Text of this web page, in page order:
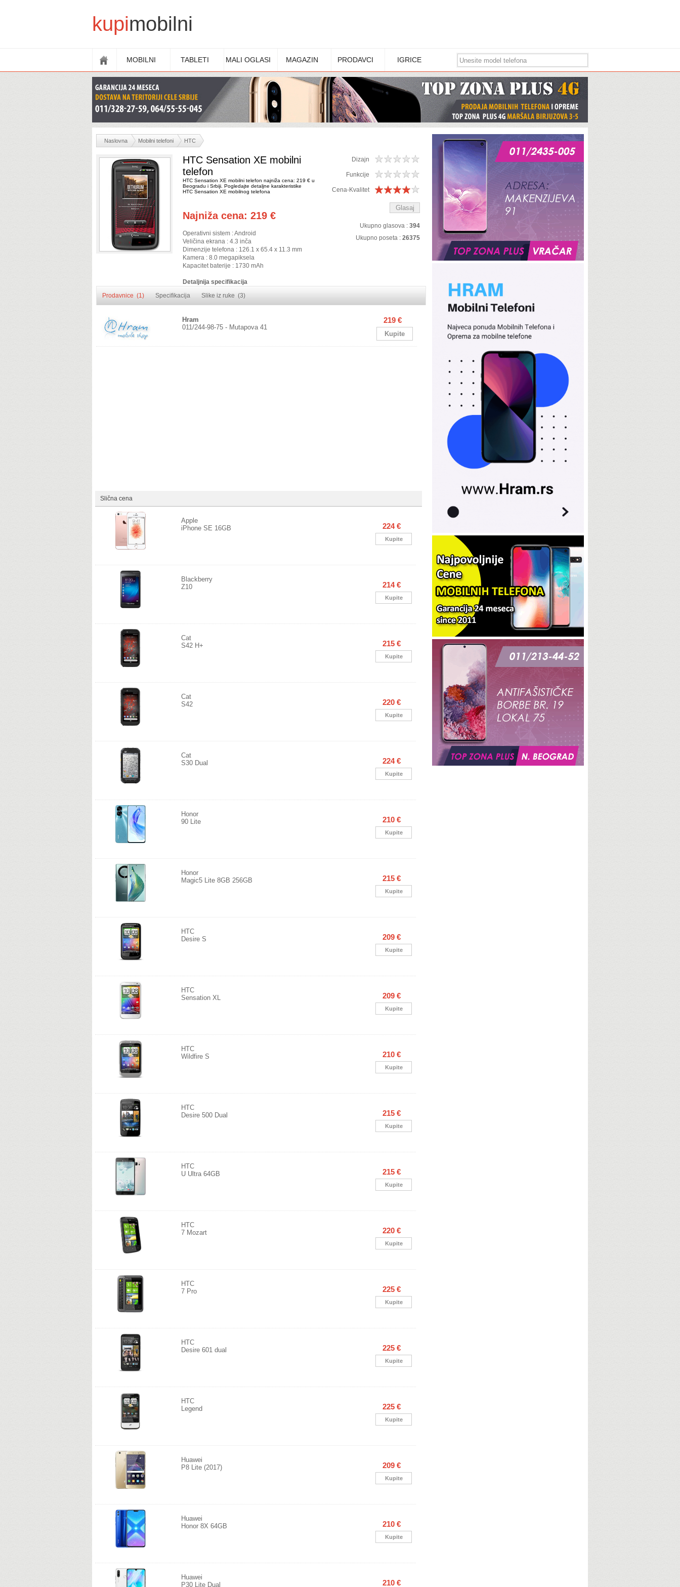
kupimobilni
MOBILNI TABLETI MALI OGLASI MAGAZIN PRODAVCI IGRICE
Naslovna Mobilni telefoni HTC
HTC Sensation XE mobilni
telefon
HTC Sensation XE mobilni telefon najniža cena: 219 € u
Beogradu i Srbiji. Pogledajte detaljne karakteristike
HTC Sensation XE mobilnog telefona
Najniža cena: 219 €
Operativni sistem : Android
Veličina ekrana : 4.3 inča
Dimenzije telefona : 126.1 x 65.4 x 11.3 mm
Kamera : 8.0 megapiksela
Kapacitet baterije : 1730 mAh
Detaljnija specifikacija
Dizajn
Funkcije
Cena-Kvalitet
Ukupno glasova : 394
Ukupno poseta : 26375
Prodavnice (1) Specifikacija Slike iz ruke (3)
Hram
011/244-98-75 - Mutapova 41
219 €
Kupite
Slična cena
Apple
iPhone SE 16GB
224 €
Kupite
Blackberry
Z10
214 €
Kupite
Cat
S42 H+
215 €
Kupite
Cat
S42
220 €
Kupite
Cat
S30 Dual
224 €
Kupite
Honor
90 Lite
210 €
Kupite
Honor
Magic5 Lite 8GB 256GB
215 €
Kupite
HTC
Desire S
209 €
Kupite
HTC
Sensation XL
209 €
Kupite
HTC
Wildfire S
210 €
Kupite
HTC
Desire 500 Dual
215 €
Kupite
HTC
U Ultra 64GB
215 €
Kupite
HTC
7 Mozart
220 €
Kupite
HTC
7 Pro
225 €
Kupite
HTC
Desire 601 dual
225 €
Kupite
HTC
Legend
225 €
Kupite
Huawei
P8 Lite (2017)
209 €
Kupite
Huawei
Honor 8X 64GB
210 €
Kupite
Huawei
P30 Lite Dual
210 €